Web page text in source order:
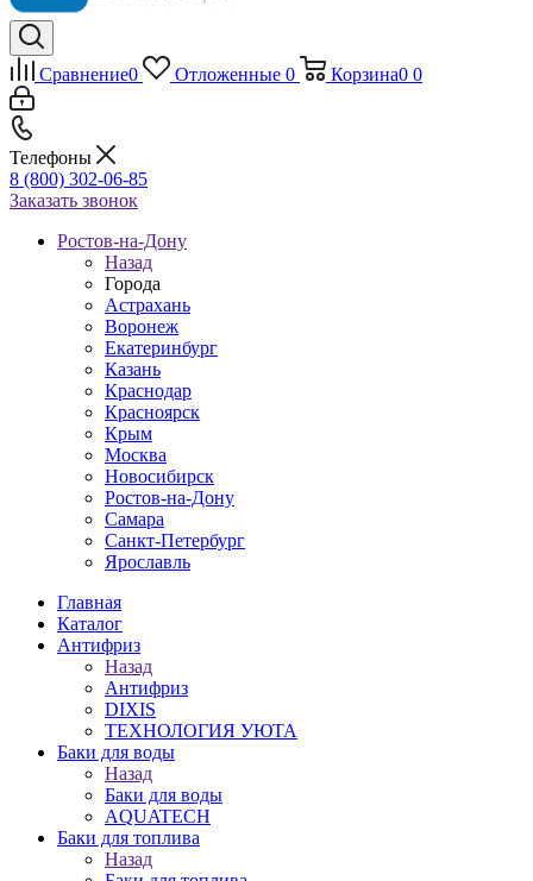
Сравнение0 Отложенные 0 Корзина0 0
Телефоны
8 (800) 302-06-85
Заказать звонок
Ростов-на-Дону
Назад
Города
Астрахань
Воронеж
Екатеринбург
Казань
Краснодар
Красноярск
Крым
Москва
Новосибирск
Ростов-на-Дону
Самара
Санкт-Петербург
Ярославль
Главная
Каталог
Антифриз
Назад
Антифриз
DIXIS
ТЕХНОЛОГИЯ УЮТА
Баки для воды
Назад
Баки для воды
AQUATECH
Баки для топлива
Назад